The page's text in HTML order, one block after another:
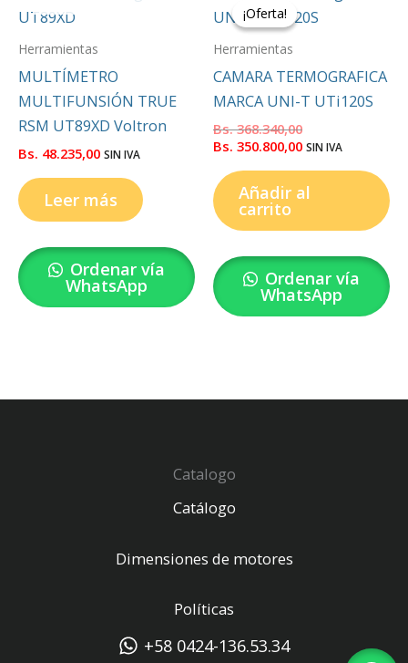
Herramientas
MULTÍMETRO
MULTIFUNSIÓN TRUE
RSM UT89XD Voltron
Bs. 48.235,00 SIN IVA
Leer más
Ordenar vía
WhatsApp
¡Oferta!
¡Oferta!
Herramientas
CAMARA TERMOGRAFICA
MARCA UNI-T UTi120S
Bs.368.340,00
precio
original
368.340,00.
Bs. 350.800,00
precio
actual
350.800,00.
SIN IVA
Añadir al
carrito
Ordenar vía
WhatsApp
Catalogo
Catálogo
Dimensiones de motores
Políticas
+58 0424-136.53.34